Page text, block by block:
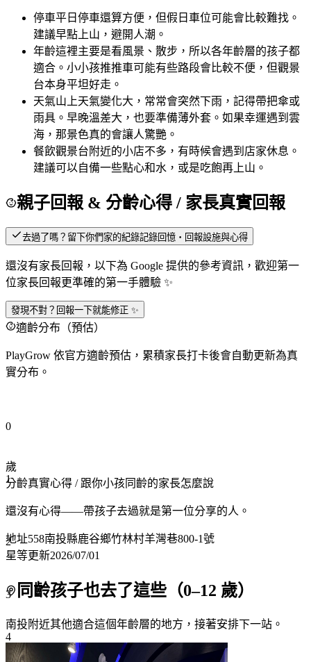
停車平日停車還算方便，但假日車位可能會比較難找。
建議早點上山，避開人潮。
年齡這裡主要是看風景、散步，所以各年齡層的孩子都
適合。小小孩推推車可能有些路段會比較不便，但觀景
台本身平坦好走。
天氣山上天氣變化大，常常會突然下雨，記得帶把傘或
雨具。早晚溫差大，也要準備薄外套。如果幸運遇到雲
海，那景色真的會讓人驚艷。
餐飲觀景台附近的小店不多，有時候會遇到店家休息。
建議可以自備一些點心和水，或是吃飽再上山。
親子回報 & 分齡心得 / 家長真實回報
去過了嗎？留下你們家的紀錄記錄回憶・回報設施與心得
還沒有家長回報，以下為 Google 提供的參考資訊，歡迎第一
位家長回報更準確的第一手體驗 ✨
發現不對？回報一下就能修正 ✨
適齡分布（預估）
PlayGrow 依官方適齡預估，累積家長打卡後會自動更新為真
實分布。
0
1
2
3
4
歲
分齡真實心得 / 跟你小孩同齡的家長怎麼說
還沒有心得——帶孩子去過就是第一位分享的人。
地址558南投縣鹿谷鄉竹林村羊灣巷800-1號
星等更新2026/07/01
同齡孩子也去了這些（0–12 歲）
南投附近其他適合這個年齡層的地方，接著安排下一站。